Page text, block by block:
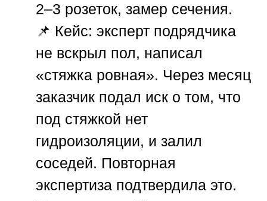
2–3 розеток, замер сечения.
📌 Кейс: эксперт подрядчика
не вскрыл пол, написал
«стяжка ровная». Через месяц
заказчик подал иск о том, что
под стяжкой нет
гидроизоляции, и залил
соседей. Повторная
экспертиза подтвердила это.